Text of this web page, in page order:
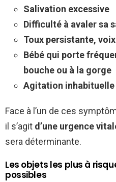
Salivation excessive
Difficulté à avaler sa
Toux persistante,
Bébé qui porte
bouche ou à la gorge
Agitation
Face à l’un de ces
il s’agit d’une urgence
sera déterminante.
Les objets les plus à
possibles